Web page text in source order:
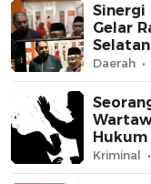
Sinergi
Gelar
Selatan
Daerah
Hukum
Kriminal